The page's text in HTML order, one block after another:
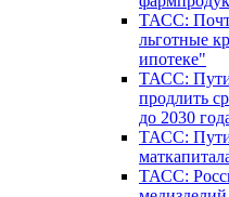
ТАСС:
льготные
ипотеке"
ТАСС:
продлить
до 2030
ТАСС:
ТАСС: